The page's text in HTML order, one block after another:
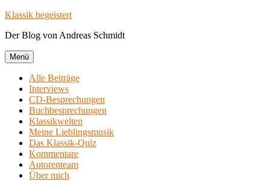
Zum
springen
Klassik begeistert
Der Blog von Andreas Schmidt
Menü
Alle Beiträge
Interviews
CD-Besprechungen
Buchbesprechungen
Klassikwelten
Meine Lieblingsmusik
Das Klassik-Quiz
Kommentare
Autorenteam
Über mich